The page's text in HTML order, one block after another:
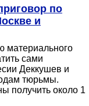
по
и
материального
сами
Деккушев и
тюрьмы.
получить около 1